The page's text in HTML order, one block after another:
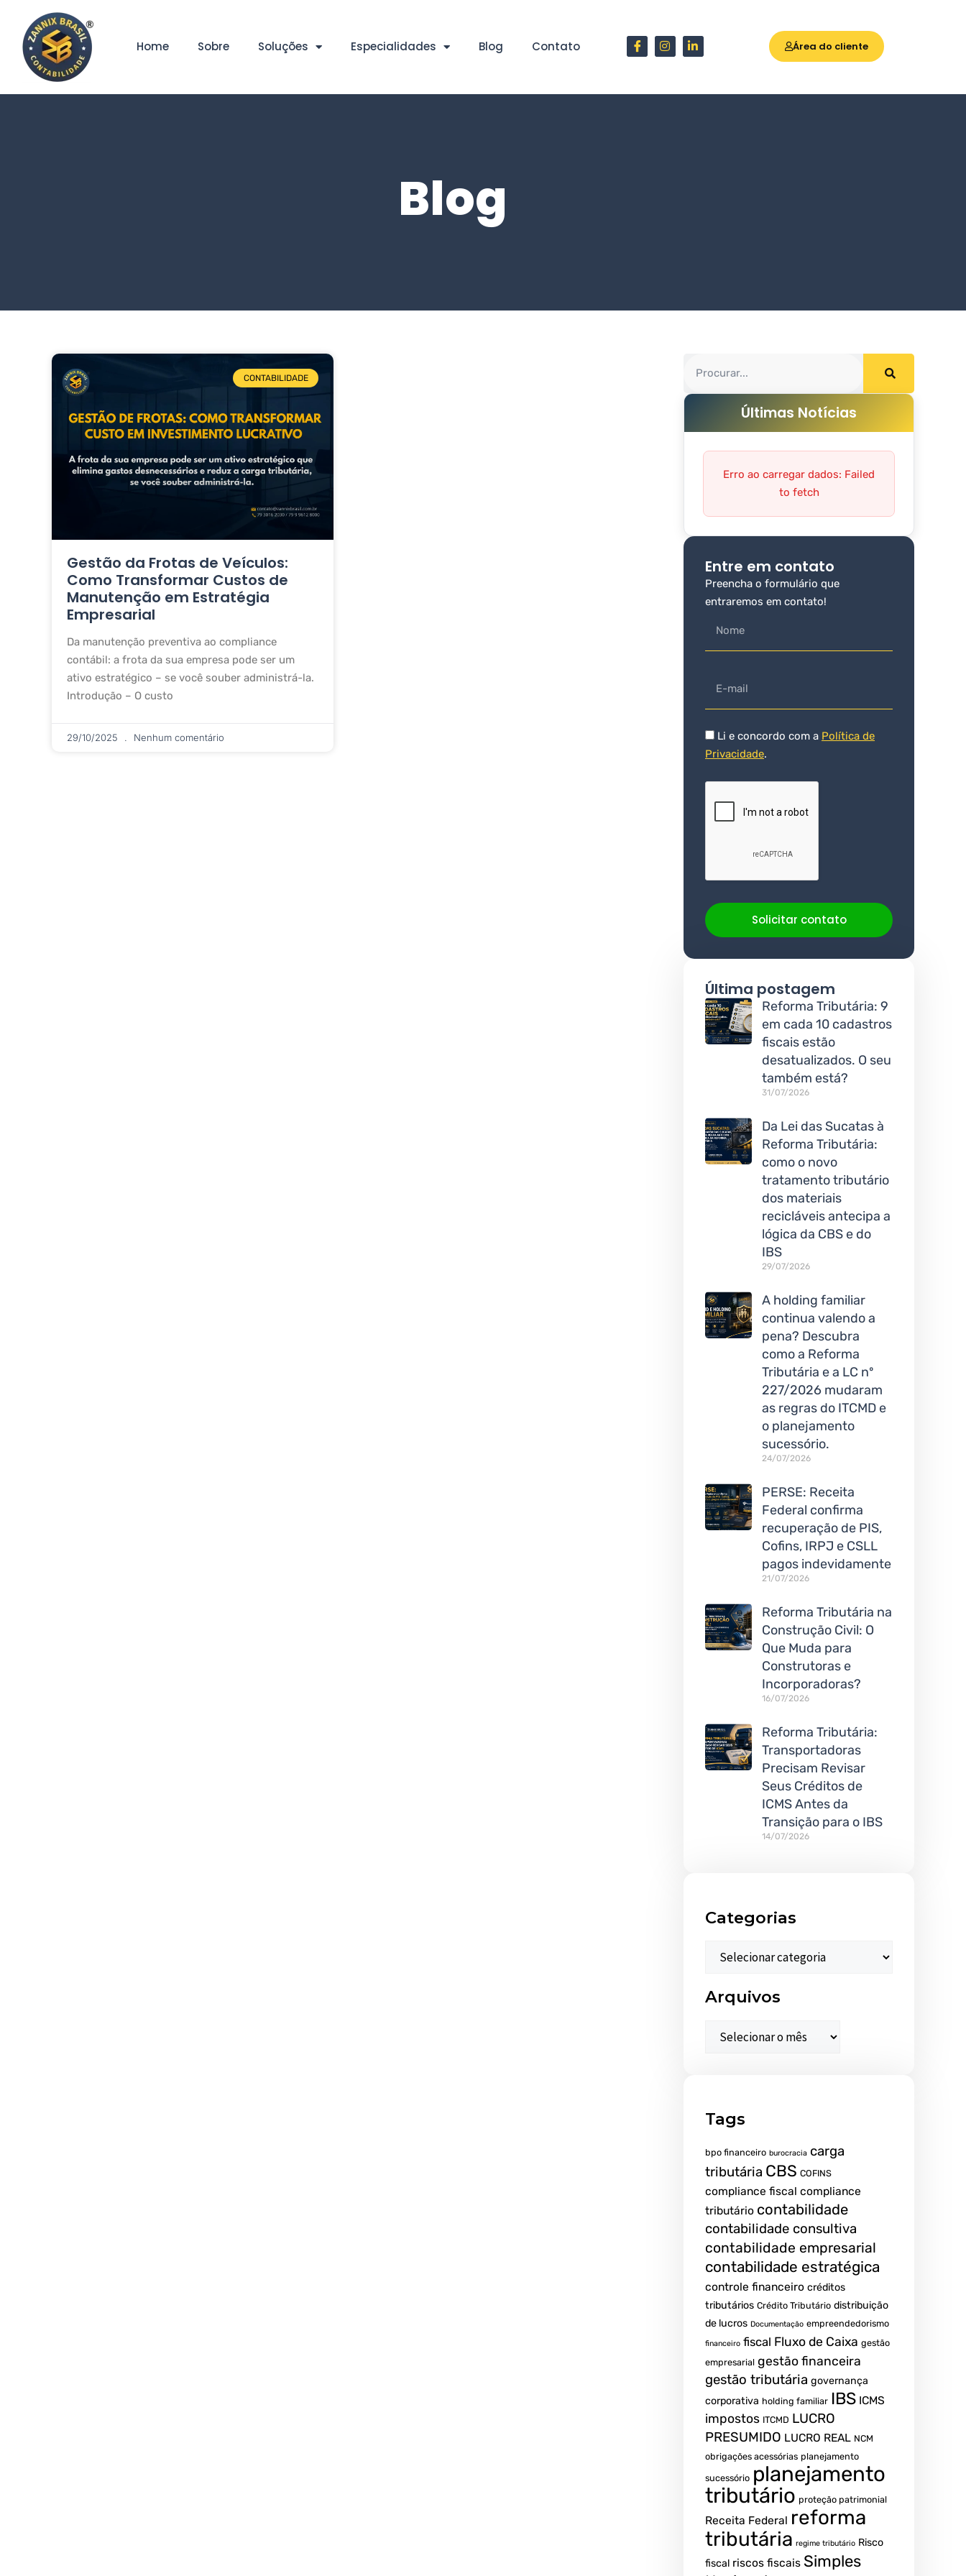
Home Sobre Soluções Especialidades Blog Contato Área do cliente
Blog
CONTABILIDADE
Gestão da Frotas de Veículos:
Como Transformar Custos de
Manutenção em Estratégia
Empresarial
Da manutenção preventiva ao compliance
contábil: a frota da sua empresa pode ser um
ativo estratégico – se você souber administrá-la.
Introdução – O custo
29/10/2025 Nenhum comentário
Últimas Notícias
Erro ao carregar dados: Failed
to fetch
Entre em contato
Preencha o formulário que
entraremos em contato!
Li e concordo com a Política de
Privacidade.
Solicitar contato
Última postagem
Reforma Tributária: 9
em cada 10 cadastros
fiscais estão
desatualizados. O seu
também está?
31/07/2026
Da Lei das Sucatas à
Reforma Tributária:
como o novo
tratamento tributário
dos materiais
recicláveis antecipa a
lógica da CBS e do
IBS
29/07/2026
A holding familiar
continua valendo a
pena? Descubra
como a Reforma
Tributária e a LC nº
227/2026 mudaram
as regras do ITCMD e
o planejamento
sucessório.
24/07/2026
PERSE: Receita
Federal confirma
recuperação de PIS,
Cofins, IRPJ e CSLL
pagos indevidamente
21/07/2026
Reforma Tributária na
Construção Civil: O
Que Muda para
Construtoras e
Incorporadoras?
16/07/2026
Reforma Tributária:
Transportadoras
Precisam Revisar
Seus Créditos de
ICMS Antes da
Transição para o IBS
14/07/2026
Categorias
Arquivos
Tags
bpo financeiro burocracia carga
tributária CBS COFINS
compliance fiscal compliance
tributário contabilidade
contabilidade consultiva
contabilidade empresarial
contabilidade estratégica
controle financeiro créditos
tributários Crédito Tributário distribuição
de lucros Documentação empreendedorismo
financeiro fiscal Fluxo de Caixa gestão
empresarial gestão financeira
gestão tributária governança
corporativa holding familiar IBS ICMS
impostos ITCMD LUCRO
PRESUMIDO LUCRO REAL NCM
obrigações acessórias planejamento
sucessório planejamento
tributário proteção patrimonial
Receita Federal reforma
tributária regime tributário Risco
fiscal riscos fiscais Simples